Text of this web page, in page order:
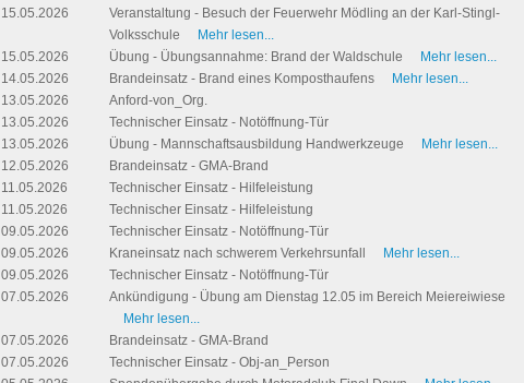
15.05.2026
Veranstaltung - Besuch der Feuerwehr Mödling an der Karl-Stingl-
Volksschule
Mehr lesen...
15.05.2026
Übung - Übungsannahme: Brand der Waldschule
Mehr lesen...
14.05.2026
Brandeinsatz - Brand eines Komposthaufens
Mehr lesen...
13.05.2026
Anford-von_Org.
13.05.2026
Technischer Einsatz - Notöffnung-Tür
13.05.2026
Übung - Mannschaftsausbildung Handwerkzeuge
Mehr lesen...
12.05.2026
Brandeinsatz - GMA-Brand
11.05.2026
Technischer Einsatz - Hilfeleistung
11.05.2026
Technischer Einsatz - Hilfeleistung
09.05.2026
Technischer Einsatz - Notöffnung-Tür
09.05.2026
Kraneinsatz nach schwerem Verkehrsunfall
Mehr lesen...
09.05.2026
Technischer Einsatz - Notöffnung-Tür
07.05.2026
Ankündigung - Übung am Dienstag 12.05 im Bereich Meiereiwiese
Mehr lesen...
07.05.2026
Brandeinsatz - GMA-Brand
07.05.2026
Technischer Einsatz - Obj-an_Person